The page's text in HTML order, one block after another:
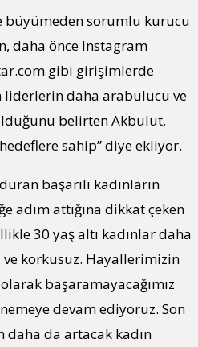
büyümeden sorumlu kurucu
daha önce Instagram
gibi girişimlerde
liderlerin daha arabulucu ve
belirten Akbulut,
sahip” diye ekliyor.
başarılı kadınların
adım attığına dikkat çeken
30 yaş altı kadınlar daha
ve korkusuz. Hayallerimizin
başaramayacağımız
devam ediyoruz. Son
daha da artacak kadın